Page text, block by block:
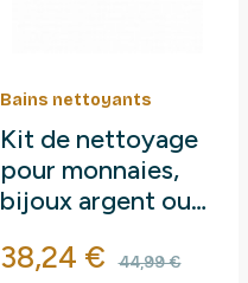
Bains nettoyants
Kit de nettoyage
pour monnaies,
bijoux argent ou
Prix
38,24 € Prix de
44,99 €